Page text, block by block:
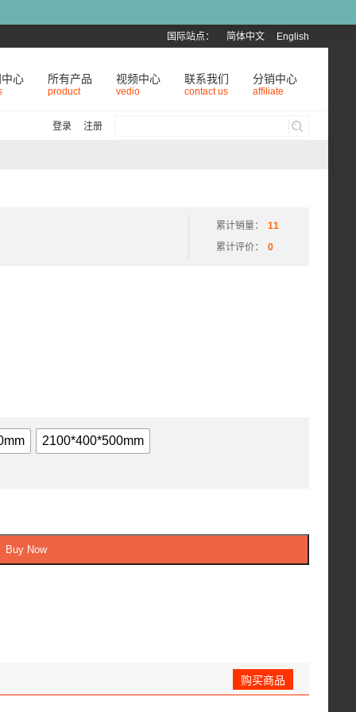
国际站点： 简体中文 English
心 所有产品
product
视频中心
vedio
联系我们
contact us
分销中心
affiliate
登录 注册
累计销量：
11
累计评价：
0
2100*400*500mm
Buy Now
购买商品